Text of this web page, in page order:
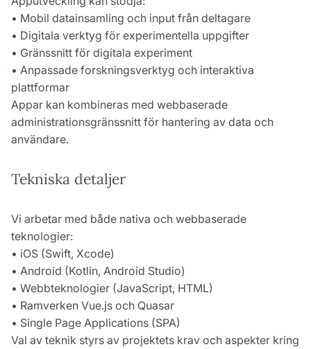
• Mobil datainsamling och input från deltagare
• Digitala verktyg för experimentella uppgifter
• Gränssnitt för digitala experiment
• Anpassade forskningsverktyg och interaktiva
plattformar
Appar kan kombineras med webbaserade
administrationsgränssnitt för hantering av data och
användare.
Tekniska detaljer
Vi arbetar med både nativa och webbaserade
teknologier:
• iOS (Swift, Xcode)
• Android (Kotlin, Android Studio)
• Webbteknologier (JavaScript, HTML)
• Ramverken Vue.js och Quasar
• Single Page Applications (SPA)
Val av teknik styrs av projektets krav och aspekter kring